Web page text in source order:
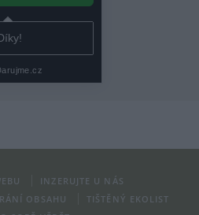
INZERUJTE U NÁS
OBSAHU
TIŠTĚNÝ EKOLIST